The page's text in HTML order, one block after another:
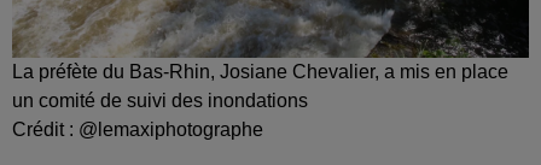
La préfète du Bas-Rhin, Josiane Chevalier, a mis en place
un comité de suivi des inondations
Crédit : @lemaxiphotographe